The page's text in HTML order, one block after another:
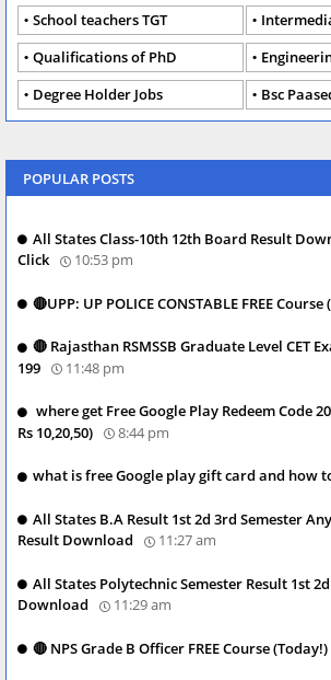
School teachers TGT
Qualifications of PhD
Degree Holder Jobs
Bsc
POPULAR POSTS
All States Class-10th 12th Board Result
Click
10:53 pm
🔴UPP: UP POLICE CONSTABLE FREE
🔴 Rajasthan RSMSSB Graduate Level CET
199
11:48 pm
where get Free Google Play Redeem Code
Rs 10,20,50)
8:44 pm
what is free Google play gift card and how
All States B.A Result 1st 2d 3rd Semester
Result Download
11:27 am
All States Polytechnic Semester Result 1st
Download
11:29 am
🔴 NPS Grade B Officer FREE Course (Today!)